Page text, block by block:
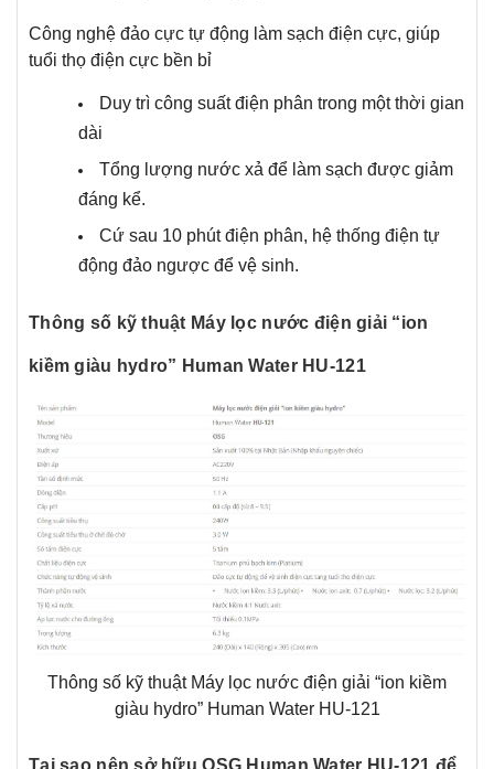
Công nghệ đảo cực tự động làm sạch điện cực, giúp
tuổi thọ điện cực bền bỉ
Duy trì công suất điện phân trong một thời gian
dài
Tổng lượng nước xả để làm sạch được giảm
đáng kể.
Cứ sau 10 phút điện phân, hệ thống điện tự
động đảo ngược để vệ sinh.
Thông số kỹ thuật Máy lọc nước điện giải “ion
kiềm giàu hydro” Human Water HU-121
Thông số kỹ thuật Máy lọc nước điện giải “ion kiềm
giàu hydro” Human Water HU-121